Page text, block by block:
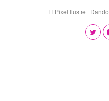
El Pixel Ilustre |